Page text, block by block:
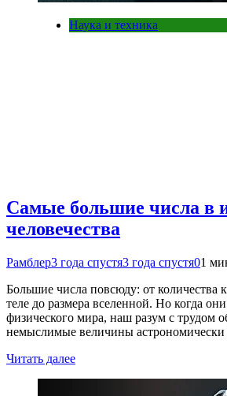
Наука и техника
Самые большие числа в
человечества
Рамблер3 года спустя3 года спустя01
Большие числа повсюду: от количества
теле до размера вселенной. Но когда
физического мира, наш разум с трудом
немыслимые величины
Читать далее